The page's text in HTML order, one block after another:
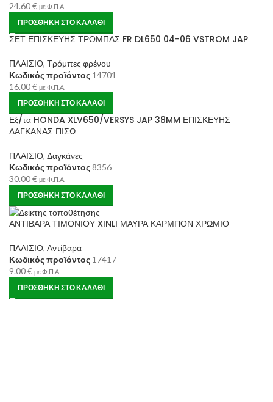
24.60€ με Φ.Π.Α.
ΠΡΟΣΘΉΚΗ ΣΤΟ ΚΑΛΆΘΙ
ΣΕΤ ΕΠΙΣΚΕΥΗΣ ΤΡΟΜΠΑΣ FR DL650 04-06 VSTROM JAP
ΠΛΑΙΣΙΟ, Τρόμπες φρένου
Κωδικός προϊόντος 14701
16.00€ με Φ.Π.Α.
ΠΡΟΣΘΉΚΗ ΣΤΟ ΚΑΛΆΘΙ
Εξ/τα HONDA XLV650/VERSYS JAP 38MM ΕΠΙΣΚΕΥΗΣ
ΔΑΓΚΑΝΑΣ ΠΙΣΩ
ΠΛΑΙΣΙΟ, Δαγκάνες
Κωδικός προϊόντος8356
30.00€ με Φ.Π.Α.
ΠΡΟΣΘΉΚΗ ΣΤΟ ΚΑΛΆΘΙ
ΑΝΤΙΒΑΡΑ ΤΙΜΟΝΙΟΥ XINLI ΜΑΥΡΑ ΚΑΡΜΠΟΝ ΧΡΩΜΙΟ
ΠΛΑΙΣΙΟ, Αντίβαρα
Κωδικός προϊόντος 17417
9.00€ με Φ.Π.Α.
ΠΡΟΣΘΉΚΗ ΣΤΟ ΚΑΛΆΘΙ